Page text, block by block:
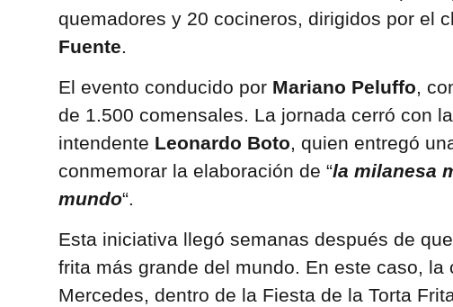
quemadores y 20 cocineros, dirigidos por el
Fuente.
El evento conducido por Mariano Peluffo,
de 1.500 comensales. La jornada cerró con
intendente Leonardo Boto, quien entregó
conmemorar la elaboración de “la milanesa
mundo“.
Esta iniciativa llegó semanas después de
frita más grande del mundo. En este caso, la
Mercedes, dentro de la Fiesta de la Torta